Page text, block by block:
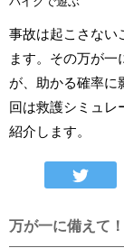
事故は起こさない
ます。その万が
が、助かる確率に
回は救護シミュレ
紹介します。
万が一に備えて